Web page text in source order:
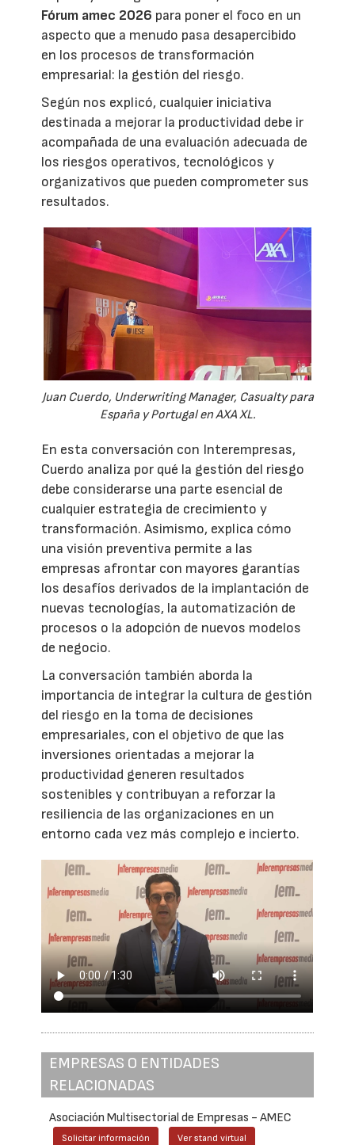
Fórum amec 2026 para poner el foco en un
aspecto que a menudo pasa desapercibido
en los procesos de transformación
empresarial: la gestión del riesgo.
Según nos explicó, cualquier iniciativa
destinada a mejorar la productividad debe ir
acompañada de una evaluación adecuada de
los riesgos operativos, tecnológicos y
organizativos que pueden comprometer sus
resultados.
Juan Cuerdo, Underwriting Manager, Casualty para
España y Portugal en AXA XL.
En esta conversación con Interempresas,
Cuerdo analiza por qué la gestión del riesgo
debe considerarse una parte esencial de
cualquier estrategia de crecimiento y
transformación. Asimismo, explica cómo
una visión preventiva permite a las
empresas afrontar con mayores garantías
los desafíos derivados de la implantación de
nuevas tecnologías, la automatización de
procesos o la adopción de nuevos modelos
de negocio.
La conversación también aborda la
importancia de integrar la cultura de gestión
del riesgo en la toma de decisiones
empresariales, con el objetivo de que las
inversiones orientadas a mejorar la
productividad generen resultados
sostenibles y contribuyan a reforzar la
resiliencia de las organizaciones en un
entorno cada vez más complejo e incierto.
EMPRESAS O ENTIDADES
RELACIONADAS
Asociación Multisectorial de Empresas - AMEC
Solicitar información Ver stand virtual